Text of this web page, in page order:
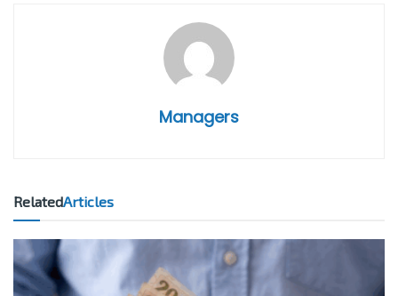
Managers
RelatedArticles